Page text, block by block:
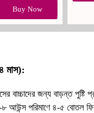
Buy Now
মাস):
বাচ্চাদের জন্য বাড়ন্ত পুষ্টি
আউন্স পরিমাণে ৪-৫ বোতল